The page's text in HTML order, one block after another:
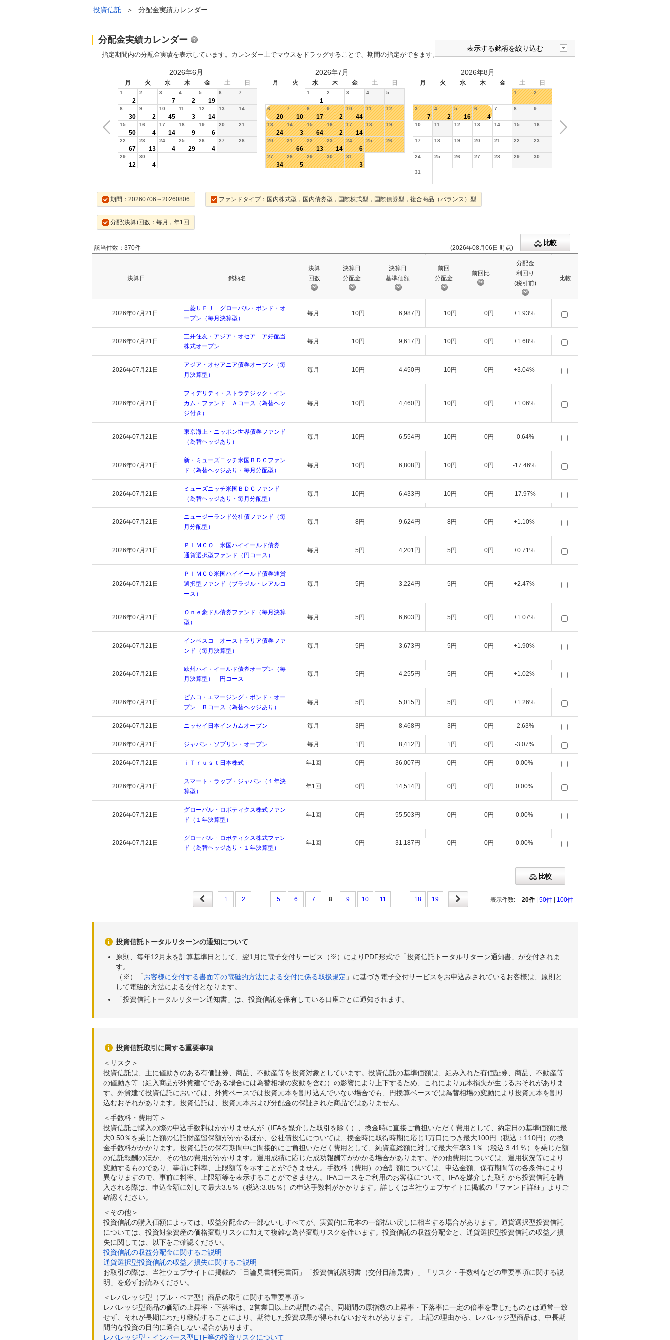
投資信託 ＞ 分配金実績カレンダー
分配金実績カレンダー
表示する銘柄を絞り込む
指定期間内の分配金実績を表示しています。カレンダー上でマウスをドラッグすることで、期間の指定ができます。
2026年6月 2026年7月 2026年8月
月 火 水 木 金 土 日 月 火 水 木 金 土 日 月 火 水 木 金 土 日
1
2
2 3
7
4
2
5
19
6 7
8
30
9
2
10
45
11
3
12
14
13 14
15
50
16
4
17
14
18
9
19
6
20 21
22
67
23
13
24
4
25
29
26
4
27 28
29
12
30
4
1
1
2 3 4 5
6
20
7
10
8
17
9
2
10
44
11 12
13
24
14
3
15
64
16
2
17
14
18 19
20 21
66
22
13
23
14
24
6
25 26
27
34
28
5
29 30 31
3
1 2
3
7
4
2
5
16
6
4
7 8 9
10 11 12 13 14 15 16
17 18 19 20 21 22 23
24 25 26 27 28 29 30
31
期間：20260706～20260806 ファンドタイプ：国内株式型，国内債券型，国際株式型，国際債券型，複合商品（バランス）型
分配(決算)回数：毎月，年1回
該当件数：370件
比較
(2026年08月06日 時点)
決算日 銘柄名
決算
回数
決算日
分配金
決算日
基準価額
前回
分配金
前回比
分配金
利回り
(税引前)
比較
2026年07月21日
三菱ＵＦＪ グローバル・ボンド・オ
ープン（毎月決算型）
毎月 10円 6,987円 10円 0円 +1.93%
2026年07月21日
三井住友・アジア・オセアニア好配当
株式オープン
毎月 10円 9,617円 10円 0円 +1.68%
2026年07月21日
アジア・オセアニア債券オープン（毎
月決算型）
毎月 10円 4,450円 10円 0円 +3.04%
2026年07月21日
フィデリティ・ストラテジック・イン
カム・ファンド Ａコース（為替ヘッ
ジ付き）
毎月 10円 4,460円 10円 0円 +1.06%
2026年07月21日
東京海上・ニッポン世界債券ファンド
（為替ヘッジあり）
毎月 10円 6,554円 10円 0円 -0.64%
2026年07月21日
新・ミューズニッチ米国ＢＤＣファン
ド（為替ヘッジあり・毎月分配型）
毎月 10円 6,808円 10円 0円 -17.46%
2026年07月21日
ミューズニッチ米国ＢＤＣファンド
（為替ヘッジあり・毎月分配型）
毎月 10円 6,433円 10円 0円 -17.97%
2026年07月21日
ニュージーランド公社債ファンド（毎
月分配型）
毎月 8円 9,624円 8円 0円 +1.10%
2026年07月21日
ＰＩＭＣＯ 米国ハイイールド債券
通貨選択型ファンド（円コース）
毎月 5円 4,201円 5円 0円 +0.71%
2026年07月21日
ＰＩＭＣＯ米国ハイイールド債券通貨
選択型ファンド（ブラジル・レアルコ
ース）
毎月 5円 3,224円 5円 0円 +2.47%
2026年07月21日
Ｏｎｅ豪ドル債券ファンド（毎月決算
型）
毎月 5円 6,603円 5円 0円 +1.07%
2026年07月21日
インベスコ オーストラリア債券ファ
ンド（毎月決算型）
毎月 5円 3,673円 5円 0円 +1.90%
2026年07月21日
欧州ハイ・イールド債券オープン（毎
月決算型） 円コース
毎月 5円 4,255円 5円 0円 +1.02%
2026年07月21日
ピムコ・エマージング・ボンド・オー
プン Ｂコース（為替ヘッジあり）
毎月 5円 5,015円 5円 0円 +1.26%
2026年07月21日 ニッセイ日本インカムオープン 毎月 3円 8,468円 3円 0円 -2.63%
2026年07月21日 ジャパン・ソブリン・オープン 毎月 1円 8,412円 1円 0円 -3.07%
2026年07月21日 ｉＴｒｕｓｔ日本株式 年1回 0円 36,007円 0円 0円 0.00%
2026年07月21日
スマート・ラップ・ジャパン（１年決
算型）
年1回 0円 14,514円 0円 0円 0.00%
2026年07月21日
グローバル・ロボティクス株式ファン
ド（１年決算型）
年1回 0円 55,503円 0円 0円 0.00%
2026年07月21日
グローバル・ロボティクス株式ファン
ド（為替ヘッジあり・１年決算型）
年1回 0円 31,187円 0円 0円 0.00%
比較
1 2 … 5 6 7 8 9 10 11 … 18 19 表示件数: 20件 50件 100件
投資信託トータルリターンの通知について
原則、毎年12月末を計算基準日として、翌1月に電子交付サービス（※）によりPDF形式で「投資信託トータルリターン通知書」が交付されま
す。
（※）「お客様に交付する書面等の電磁的方法による交付に係る取扱規定 」に基づき電子交付サービスをお申込みされているお客様は、原則と
して電磁的方法による交付となります。
「投資信託トータルリターン通知書」は、投資信託を保有している口座ごとに通知されます。
投資信託取引に関する重要事項
＜リスク＞
投資信託は、主に値動きのある有価証券、商品、不動産等を投資対象としています。投資信託の基準価額は、組み入れた有価証券、商品、不動産等
の値動き等（組入商品が外貨建てである場合には為替相場の変動を含む）の影響により上下するため、これにより元本損失が生じるおそれがありま
す。外貨建て投資信託においては、外貨ベースでは投資元本を割り込んでいない場合でも、円換算ベースでは為替相場の変動により投資元本を割り
込むおそれがあります。投資信託は、投資元本および分配金の保証された商品ではありません。
＜手数料・費用等＞
投資信託ご購入の際の申込手数料はかかりませんが（IFAを媒介した取引を除く）、換金時に直接ご負担いただく費用として、約定日の基準価額に最
大0.50％を乗じた額の信託財産留保額がかかるほか、公社債投信については、換金時に取得時期に応じ1万口につき最大100円（税込：110円）の換
金手数料がかかります。投資信託の保有期間中に間接的にご負担いただく費用として、純資産総額に対して最大年率3.1％（税込:3.41％）を乗じた額
の信託報酬のほか、その他の費用がかかります。運用成績に応じた成功報酬等がかかる場合があります。その他費用については、運用状況等により
変動するものであり、事前に料率、上限額等を示すことができません。手数料（費用）の合計額については、申込金額、保有期間等の各条件により
異なりますので、事前に料率、上限額等を表示することができません。IFAコースをご利用のお客様について、IFAを媒介した取引から投資信託を購
入される際は、申込金額に対して最大3.5％（税込:3.85％）の申込手数料がかかります。詳しくは当社ウェブサイトに掲載の「ファンド詳細」よりご
確認ください。
＜その他＞
投資信託の購入価額によっては、収益分配金の一部ないしすべてが、実質的に元本の一部払い戻しに相当する場合があります。通貨選択型投資信託
については、投資対象資産の価格変動リスクに加えて複雑な為替変動リスクを伴います。投資信託の収益分配金と、通貨選択型投資信託の収益／損
失に関しては、以下をご確認ください。
投資信託の収益分配金に関するご説明
通貨選択型投資信託の収益／損失に関するご説明
お取引の際は、当社ウェブサイトに掲載の「目論見書補完書面」「投資信託説明書（交付目論見書）」「リスク・手数料などの重要事項に関する説
明」を必ずお読みください。
＜レバレッジ型（ブル・ベア型）商品の取引に関する重要事項＞
レバレッジ型商品の価額の上昇率・下落率は、2営業日以上の期間の場合、同期間の原指数の上昇率・下落率に一定の倍率を乗じたものとは通常一致
せず、それが長期にわたり継続することにより、期待した投資成果が得られないおそれがあります。 上記の理由から、レバレッジ型商品は、中長期
間的な投資の目的に適合しない場合があります。
レバレッジ型・インバース型ETF等の投資リスクについて